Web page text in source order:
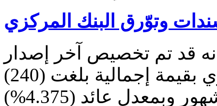
وتوّرق البنك المركزي
قد تم تخصيص آخر إصدار
لسندات وتوّرق البنك المركزي بقيمة إجمالية بلغت (240)